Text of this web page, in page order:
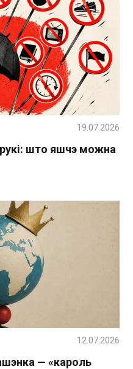
што яшчэ можна
19.07.2026
— «кароль
12.07.2026